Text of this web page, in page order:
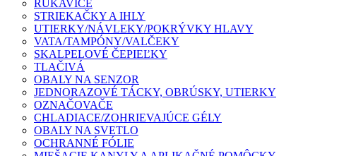
RUKAVICE
STRIEKAČKY A IHLY
UTIERKY/NÁVLEKY/POKRÝVKY HLAVY
VATA/TAMPÓNY/VALČEKY
SKALPELOVÉ ČEPIEĽKY
TLAČIVÁ
OBALY NA SENZOR
JEDNORAZOVÉ TÁCKY, OBRÚSKY, UTIERKY
OZNAČOVAČE
CHLADIACE/ZOHRIEVAJÚCE GÉLY
OBALY NA SVETLO
OCHRANNÉ FÓLIE